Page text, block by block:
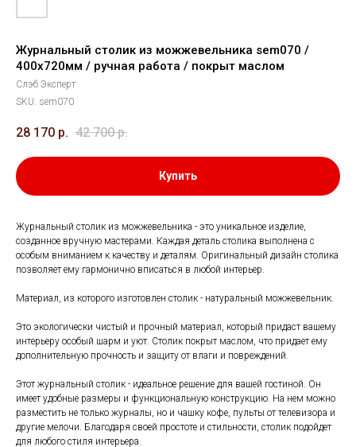
Журнальный столик из можжевельника sem070 /
400х720мм / ручная работа / покрыт маслом
Слэб Эксперт
SKU: sem070
28 170 р. 42 700 р.
Купить
Журнальный столик из можжевельника - это уникальное изделие,
созданное вручную мастерами. Каждая деталь столика выполнена с
особым вниманием к качеству и деталям. Оригинальный дизайн столика
позволяет ему гармонично вписаться в любой интерьер.
Материал, из которого изготовлен столик - натуральный можжевельник.
Это экологически чистый и прочный материал, который придаст вашему
интерьеру особый шарм и уют. Столик покрыт маслом, что придает ему
дополнительную прочность и защиту от влаги и повреждений.
Этот журнальный столик - идеальное решение для вашей гостиной. Он
имеет удобные размеры и функциональную конструкцию. На нем можно
разместить не только журналы, но и чашку кофе, пульты от телевизора и
другие мелочи. Благодаря своей простоте и стильности, столик подойдет
для любого стиля интерьера.